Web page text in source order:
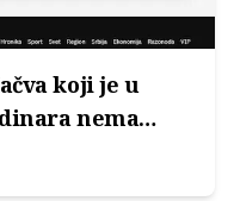
koji je u
nema